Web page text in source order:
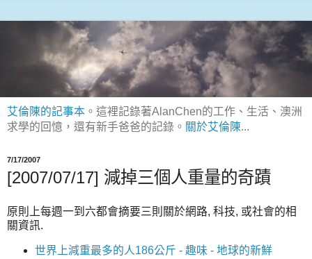
艾倫陳的記事本 。這裡記錄著AlanChen的工作、生活、澳洲
求學的回憶，還有新手爸爸的記錄。 關於艾倫陳...
7/17/2007
[2007/07/17] 減掉三個人重量的奇蹟
原則上每週一到六都會摘要三則關於網路, 科技, 或社會的相
關資訊.
世界上減重最多的人186公斤 - 趣味 - 地球的新鮮